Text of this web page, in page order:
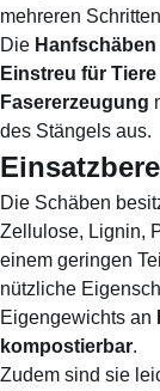
mehreren
Die
Einstreu für Tiere
Fasererzeugung
des Stängels aus.
Die Schäben
Zellulose, Lignin,
einem geringen
nützliche
Eigengewichts an
kompostierbar.
Zudem sind sie